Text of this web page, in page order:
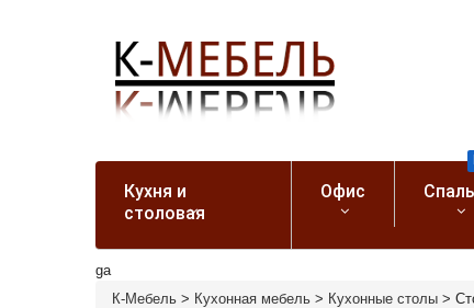
Кухня и
столовая
Офис
ga
К-Мебель > Кухонная мебель > Кухонные столы >